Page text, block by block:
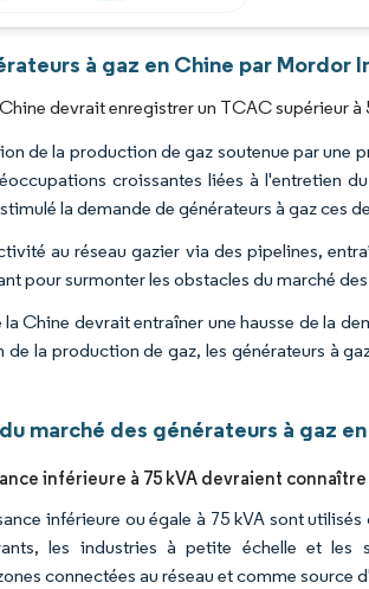
réutilisation nécessite une attribution sous CC BY 4.0.
à gaz en Chine par Mordor
devrait enregistrer un TCAC supérieur
de la production de gaz soutenue par une
croissantes liées à l'entretien
la demande de générateurs à gaz ces
au réseau gazier via des pipelines,
pour surmonter les obstacles du marché des
Chine devrait entraîner une hausse de la
la production de gaz, les générateurs à
marché des générateurs à gaz
inférieure à 75 kVA devraient
inférieure ou égale à 75 kVA sont
les industries à petite échelle et les
connectées au réseau et comme source